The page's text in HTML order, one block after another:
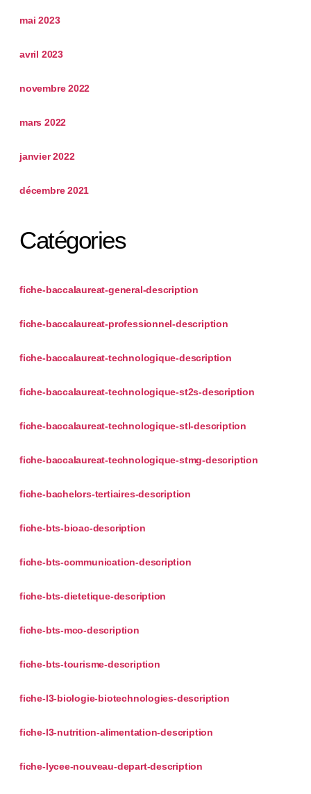
mai 2023
avril 2023
novembre 2022
mars 2022
janvier 2022
décembre 2021
Catégories
fiche-baccalaureat-general-description
fiche-baccalaureat-professionnel-description
fiche-baccalaureat-technologique-description
fiche-baccalaureat-technologique-st2s-description
fiche-baccalaureat-technologique-stl-description
fiche-baccalaureat-technologique-stmg-description
fiche-bachelors-tertiaires-description
fiche-bts-bioac-description
fiche-bts-communication-description
fiche-bts-dietetique-description
fiche-bts-mco-description
fiche-bts-tourisme-description
fiche-l3-biologie-biotechnologies-description
fiche-l3-nutrition-alimentation-description
fiche-lycee-nouveau-depart-description